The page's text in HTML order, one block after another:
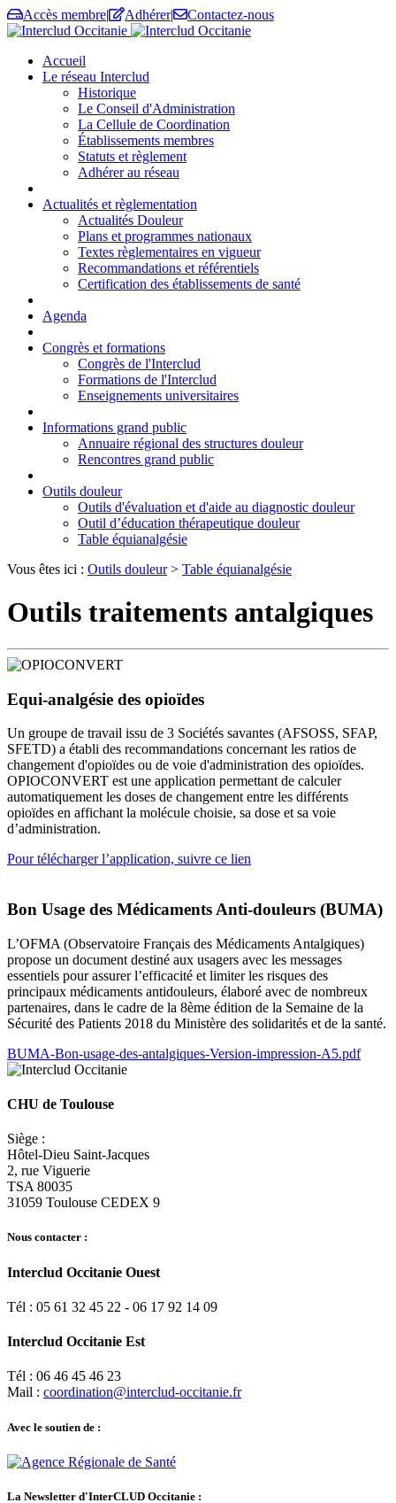
Accès membre| Adhérer| Contactez-nous
Accueil
Le réseau Interclud
Historique
Le Conseil d'Administration
La Cellule de Coordination
Établissements membres
Statuts et règlement
Adhérer au réseau
Actualités et règlementation
Actualités Douleur
Plans et programmes nationaux
Textes règlementaires en vigueur
Recommandations et référentiels
Certification des établissements de santé
Agenda
Congrès et formations
Congrès de l'Interclud
Formations de l'Interclud
Enseignements universitaires
Informations grand public
Annuaire régional des structures douleur
Rencontres grand public
Outils douleur
Outils d'évaluation et d'aide au diagnostic douleur
Outil d’éducation thérapeutique douleur
Table équianalgésie
Vous êtes ici : Outils douleur> Table équianalgésie
Outils traitements antalgiques
Equi-analgésie des opioïdes
Un groupe de travail issu de 3 Sociétés savantes (AFSOSS, SFAP,
SFETD) a établi des recommandations concernant les ratios de
changement d'opioïdes ou de voie d'administration des opioïdes.
OPIOCONVERT est une application permettant de calculer
automatiquement les doses de changement entre les différents
opioïdes en affichant la molécule choisie, sa dose et sa voie
d’administration.
Pour télécharger l’application, suivre ce lien
Bon Usage des Médicaments Anti-douleurs (BUMA)
L’OFMA (Observatoire Français des Médicaments Antalgiques)
propose un document destiné aux usagers avec les messages
essentiels pour assurer l’efficacité et limiter les risques des
principaux médicaments antidouleurs, élaboré avec de nombreux
partenaires, dans le cadre de la 8ème édition de la Semaine de la
Sécurité des Patients 2018 du Ministère des solidarités et de la santé.
BUMA-Bon-usage-des-antalgiques-Version-impression-A5.pdf
CHU de Toulouse
Siège :
Hôtel-Dieu Saint-Jacques
2, rue Viguerie
TSA 80035
31059 Toulouse CEDEX 9
Nous contacter :
Interclud Occitanie Ouest
Tél : 05 61 32 45 22 - 06 17 92 14 09
Interclud Occitanie Est
Tél : 06 46 45 46 23
Mail : coordination@interclud-occitanie.fr
Avec le soutien de :
La Newsletter d'InterCLUD Occitanie :